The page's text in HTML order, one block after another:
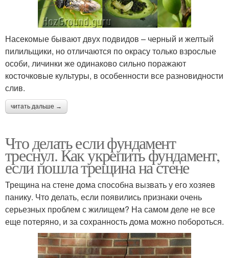
Насекомые бывают двух подвидов – черный и желтый
пилильщики, но отличаются по окрасу только взрослые
особи, личинки же одинаково сильно поражают
косточковые культуры, в особенности все разновидности
слив.
читать дальше →
Что делать если фундамент
треснул. Как укрепить фундамент,
если пошла трещина на стене
Трещина на стене дома способна вызвать у его хозяев
панику. Что делать, если появились признаки очень
серьезных проблем с жилищем? На самом деле не все
еще потеряно, и за сохранность дома можно побороться.